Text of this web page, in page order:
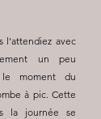
l'attendiez avec
un peu
le moment du
à pic. Cette
la journée se